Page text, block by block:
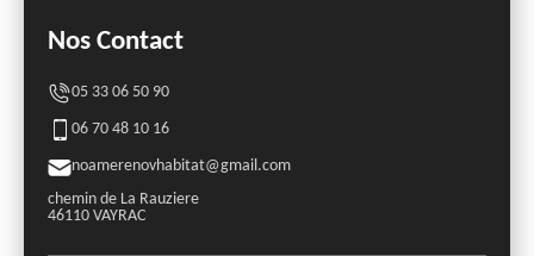
Nos Contact
05 33 06 50 90
06 70 48 10 16
noamerenovhabitat@gmail.com
chemin de La Rauziere
46110 VAYRAC